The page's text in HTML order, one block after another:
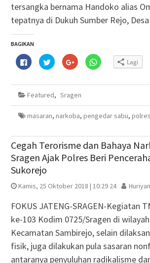
tersangka bernama Handoko alias
tepatnya di Dukuh Sumber Rejo,
BAGIKAN
Klik
untuk
membagikan
Facebook(Membuka
jendela
baru)
Klik
untuk
berbagi
Twitter(Membuka
jendela
baru)
Klik
untuk
berbagi
Google+
di
yang
baru)
Klik
untuk
baru)
Lagi
Featured, Sragen
masaran, narkoba, pengedar sabu,
Cegah Terorisme dan Bahaya
Sragen Ajak Polres Beri
Sukorejo
Kamis, 25 Oktober 2018 | 10:29 24
FOKUS JATENG-SRAGEN-Kegiatan
ke-103 Kodim 0725/Sragen di
Kecamatan Sambirejo, selain
fisik, juga dilakukan pula sasaran
antaranya penyuluhan radikalisme